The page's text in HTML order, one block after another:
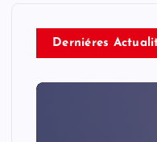
Derniéres